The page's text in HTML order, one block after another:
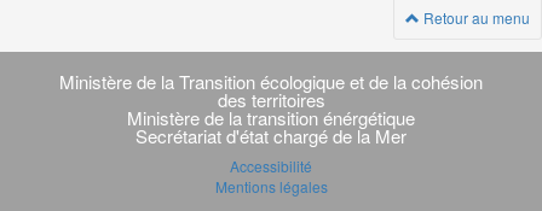
Retour au menu
Navigation
transverse
Ministère de la Transition écologique et de la cohésion
des territoires
Ministère de la transition énérgétique
Secrétariat d'état chargé de la Mer
Accessibilité
Mentions légales